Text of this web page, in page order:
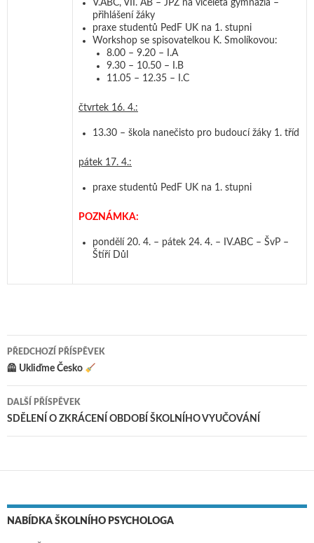
V.ABC, VII. AB – JPZ na víceletá gymnázia –
přihlášení žáky
praxe studentů PedF UK na 1. stupni
Workshop se spisovatelkou K. Smolíkovou:
8.00 – 9.20 – I.A
9.30 – 10.50 – I.B
11.05 – 12.35 – I.C
čtvrtek 16. 4.:
13.30 – škola nanečisto pro budoucí žáky 1. tříd
pátek 17. 4.:
praxe studentů PedF UK na 1. stupni
POZNÁMKA:
pondělí 20. 4. – pátek 24. 4. – IV.ABC – ŠvP –
Štíří Důl
Navigace pro příspěvky
PŘEDCHOZÍ PŘÍSPĚVEK
🦺 Ukliďme Česko
DALŠÍ PŘÍSPĚVEK
SDĚLENÍ O ZKRÁCENÍ OBDOBÍ ŠKOLNÍHO VYUČOVÁNÍ
NABÍDKA ŠKOLNÍHO PSYCHOLOGA